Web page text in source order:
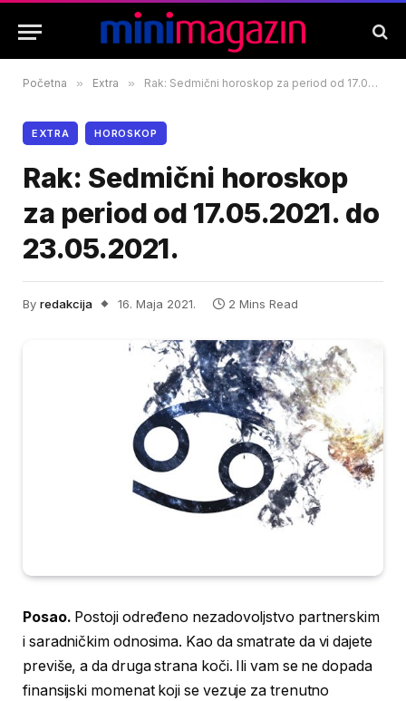
Početna » Extra » Rak: Sedmični horoskop za period od 17.05.2021. do 23.05.2021.
EXTRA HOROSKOP
Rak: Sedmični horoskop
za period od 17.05.2021. do
23.05.2021.
By redakcija 16. Maja 2021. 2 Mins Read
Posao. Postoji određeno nezadovoljstvo partnerskim
i saradničkim odnosima. Kao da smatrate da vi dajete
previše, a da druga strana koči. Ili vam se ne dopada
finansijski momenat koji se vezuje za trenutno